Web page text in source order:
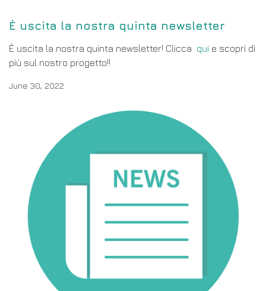
È uscita la nostra quinta newsletter
È uscita la nostra quinta newsletter! Clicca qui e scopri di
più sul nostro progetto!!
June 30, 2022